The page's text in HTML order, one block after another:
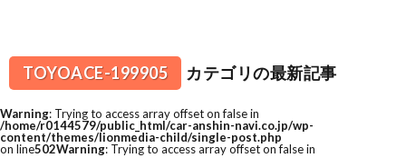
TOYOACE-199905 カテゴリの最新記事
Warning: Trying to access array offset on false in
/home/r0144579/public_html/car-anshin-navi.co.jp/wp-
content/themes/lionmedia-child/single-post.php
on line502Warning: Trying to access array offset on false in